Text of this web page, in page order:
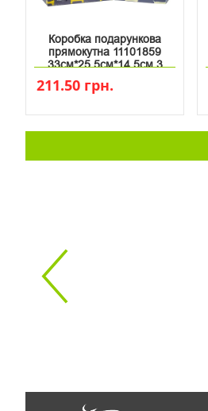
Коробка подарункова
прямокутна 11101859
33см*25.5см*14.5см 3
211.50 грн.